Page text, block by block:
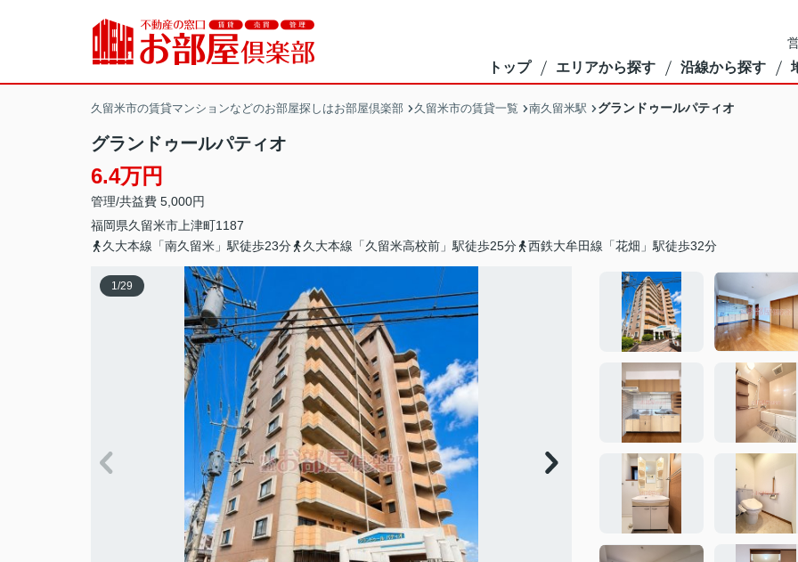
トップ エリアから探す 沿線から探す
久留米市の賃貸マンションなどのお部屋探しはお部屋倶楽部 久留米市の賃貸一覧 南久留米駅 グランドゥールパティオ
グランドゥールパティオ
6.4万円
管理/共益費 5,000円
福岡県久留米市 上津町1187
久大本線「南久留米」駅徒歩23分
久大本線「久留米高校前」駅徒歩25分 西鉄大牟田線「花畑」駅徒歩32分
1/29